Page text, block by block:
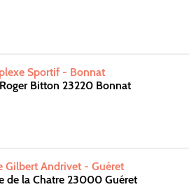
Sportif - Bonnat
Bitton 23220 Bonnat
Gilbert Andrivet - Guéret
de la Chatre 23000 Guéret